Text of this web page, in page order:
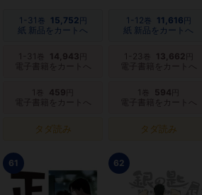
1-31 巻 15,752 円
紙 新品をカートへ
1-31 巻 14,943
電子書籍をカートへ
1 巻 459
電子書籍をカートへ
タダ読み
1-12巻 11,616 円
紙 新品をカートへ
1-23 巻 13,662
電子書籍をカートへ
1 巻 594
電子書籍をカートへ
タダ読み
61 62